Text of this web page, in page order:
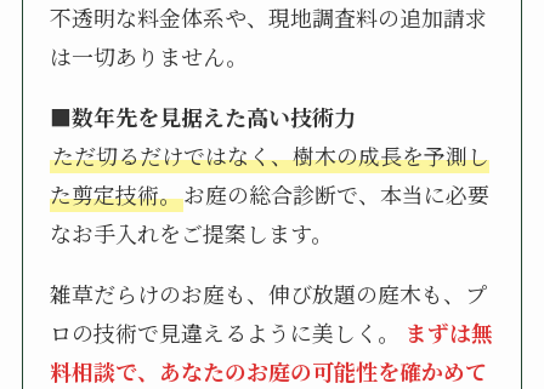
不透明な料金体系や、現地調査料の追加請求
は一切ありません。
■数年先を見据えた高い技術力
ただ切るだけではなく、樹木の成長を予測し
た剪定技術。お庭の総合診断で、本当に必要
なお手入れをご提案します。
雑草だらけのお庭も、伸び放題の庭木も、プ
ロの技術で見違えるように美しく。
まずは無
料相談で、あなたのお庭の可能性を確かめて